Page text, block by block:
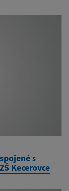
s
Kecerovce